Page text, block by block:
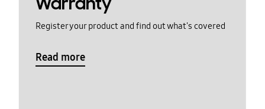
Register your product and find out what's covered
Read more